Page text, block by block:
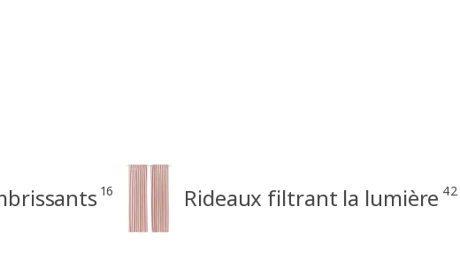
16 Rideaux filtrant la lumière 42